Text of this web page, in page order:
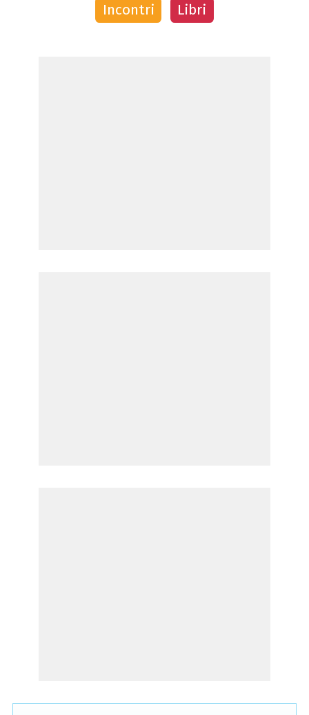
Incontri Libri